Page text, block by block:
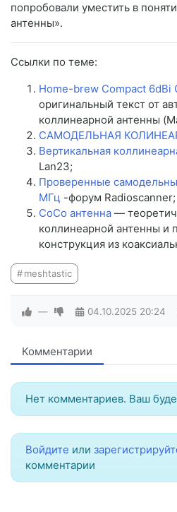
попробовали уместить в
антенны».
Ссылки по теме:
Home-brew Compact 6dBi
оригинальный текст от
коллинеарной антенны
САМОДЕЛЬНАЯ
Вертикальная
Lan23;
Проверенные
МГц -форум Radioscanner;
CoCo антенна —
коллинеарной антенны и
конструкция из
meshtastic
— 04.10.2025 20:24
Комментарии
Нет комментариев. Ваш
Войдите или
комментарии